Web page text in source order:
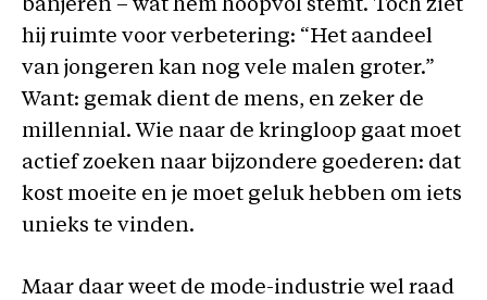
banjeren – wat hem hoopvol stemt. Toch ziet
hij ruimte voor verbetering: “Het aandeel
van jongeren kan nog vele malen groter.”
Want: gemak dient de mens, en zeker de
millennial. Wie naar de kringloop gaat moet
actief zoeken naar bijzondere goederen: dat
kost moeite en je moet geluk hebben om iets
unieks te vinden.
Maar daar weet de mode-industrie wel raad